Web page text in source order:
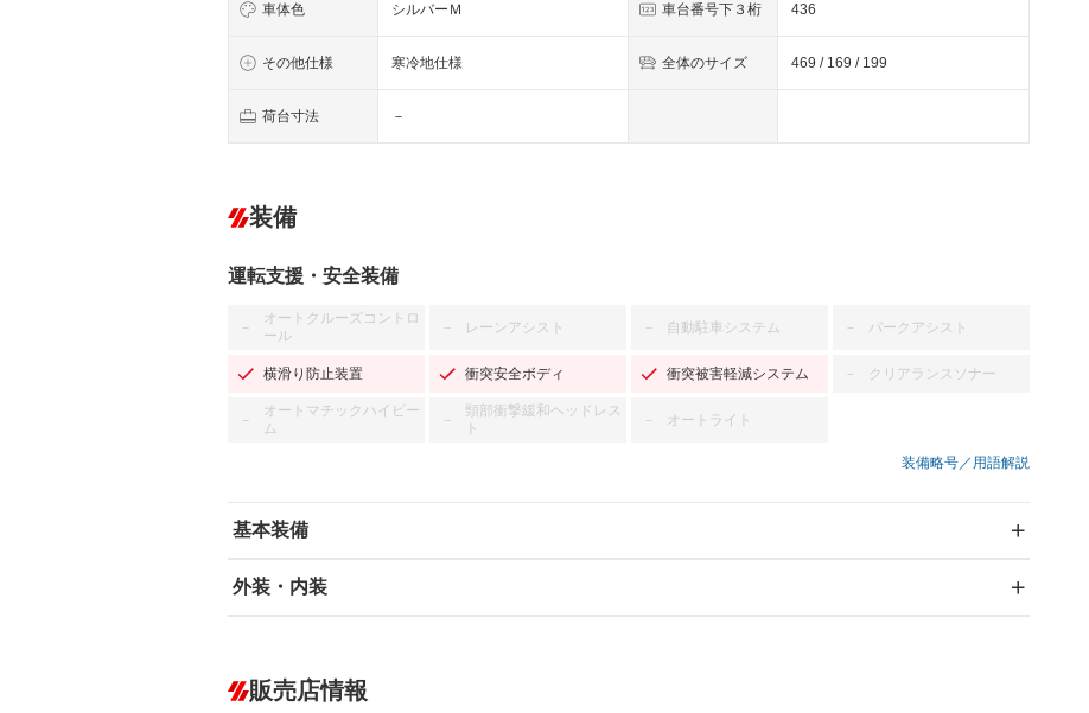
車体色 シルバーＭ 車台番号下３桁 436
その他仕様 寒冷地仕様 全体のサイズ 469 / 169 / 199
荷台寸法 －
装備
運転支援・安全装備
－
オートクルーズコントロ
ール
－ レーンアシスト － 自動駐車システム － パークアシスト
横滑り防止装置 衝突安全ボディ 衝突被害軽減システム － クリアランスソナー
－
オートマチックハイビー
ム
－
頸部衝撃緩和ヘッドレス
ト
－ オートライト
装備略号／用語解説
基本装備
エアバッグ：運転席
－ ダウンヒルアシストコントロール
外装・内装
－ オーディオ
販売店情報